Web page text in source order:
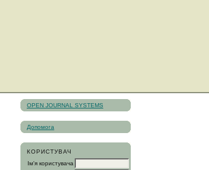
OPEN JOURNAL SYSTEMS
Допомога
КОРИСТУВАЧ
Ім'я користувача